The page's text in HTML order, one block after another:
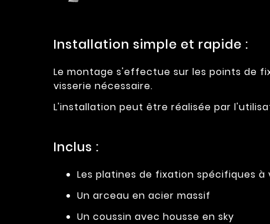
Installation simple et rapide :
Le montage s'effectue sur les points de
visserie nécessaire.
L'installation peut être réalisée par
Inclus :
Les platines de fixation spécifiques
Un arceau en acier massif
Un coussin avec housse en sky